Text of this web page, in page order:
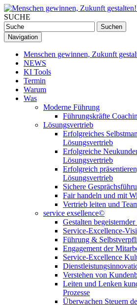
SUCHE
Navigation
Menschen gewinnen, Zukunft
NEWS
KI Tools
Termin
Warum
Was
Moderne Führung
Führungskräfte
Lösungsvertrieb
Erfolgreiches
Lösungsvertrieb
Erfolgreiche
Lösungsvertrieb
Erfolgreich
Lösungsvertrieb
Sichere
Fair handeln und mit
Vertrieb leiten und
service exsellence©
Gestalten
Service-Excellence-
Führung &
Engagement der
Service-Excellence
Verstehen von
Leiten und Lenken
Prozesse
Überwachen Steuern